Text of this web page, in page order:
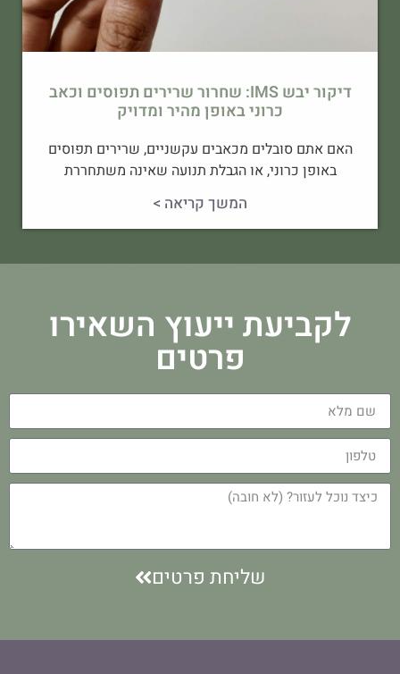
דיקור יבש IMS: שחרור שרירים תפוסים וכאב
כרוני באופן מהיר ומדויק
האם אתם סובלים מכאבים עקשניים, שרירים תפוסים
באופן כרוני, או הגבלת תנועה שאינה משתחררת
המשך קריאה >
לקביעת ייעוץ השאירו
פרטים
שליחת פרטים